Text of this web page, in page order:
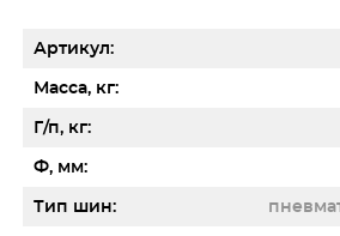
Артикул
Масса, кг
Г/п, кг
Ф, мм
Тип шин